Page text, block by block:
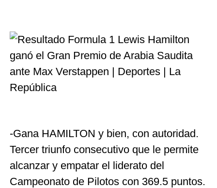
-Gana HAMILTON y bien, con autoridad.
Tercer triunfo consecutivo que le permite
alcanzar y empatar el liderato del
Campeonato de Pilotos con 369.5 puntos.